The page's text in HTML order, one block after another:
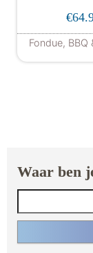
eerd
uit 5
€
Fondue, BBQ
Waar ben